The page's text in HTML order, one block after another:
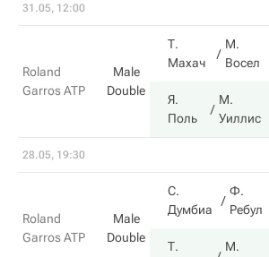
31.05, 12:00
Roland
Garros ATP
Male
Double
Т.
Махач
М.
Восел
Я.
Поль
М.
Уиллис
28.05, 19:30
Roland
Garros ATP
Male
Double
С.
Думбиа
Ф.
Ребул
Т.
М.